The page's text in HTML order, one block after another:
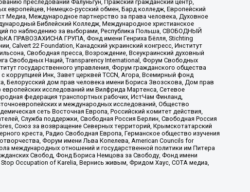
преследований Фалуньгун, Пражский гражданский центр,
европейцев, Немецко-русский обмен, Бард колледж, Европейский
Международное партнерство за права человека, Духовное
Библейский Колледж, Международное христианское
по наблюдению за выборами, Республика Польша, СВОБОДНЫЙ
ПРАВОЗАХИСНА ГРУПА, Фонд имени Генриха Бёлля, Stichting
Calvert 22 Foundation, Канадский украинский конгресс, Институт
Свободная пресса, Возрождение, Всеукраинский духовный
Свободных Наций, Transparеncy International, Форум Свободных
государственного управления, Форум гражданского общества
Инк, Завет церквей TCCN, Агора, Всемирный фонд
Белорусский дом прав человека имени Бориса Звозскова, Дом прав
исследований им Вилфрида Мартенса, Сетевое
федерация транспортных рабочих, ИстЧам Финланд,
и международных исследований, Общество
сеть Восточная Европа, Российский комитет действия,
Служба поддержки, Свободная Россия Берлин, Свободная Россия
Союз за возвращение Северных территорий, Крымскотатарский
креста, Радио Свободная Европа, Германское общество изучения
Форум имени Льва Копелева, American Councils for
международных отношений и государственной политики им Питера
Свобод, Фонд Бориса Немцова за Свободу, Фонд имени
Occupation of Karelia, Вернись живым, Фридом Хаус, СОТА медиа,